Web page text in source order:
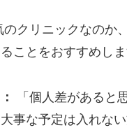
のクリニックなのか
ことをおすすめしま
「個人差があると
事な予定は入れない